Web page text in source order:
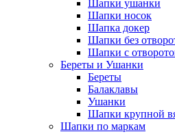
Шапки ушанки
Шапки носок
Шапка докер
Шапки без
Шапки с
Береты и Ушанки
Береты
Балаклавы
Ушанки
Шапки крупной
Шапки по маркам